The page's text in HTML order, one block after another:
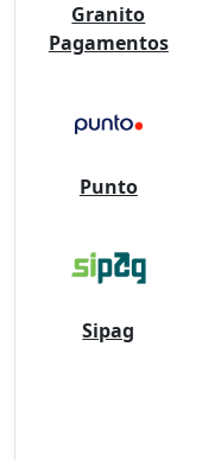
Granito
Pagamentos
Punto
Sipag